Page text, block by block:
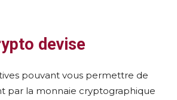
devise
pouvant vous permettre de
par la monnaie cryptographique